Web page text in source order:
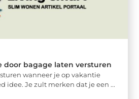
door bagage laten versturen
wanneer je op vakantie
idee. Je zult merken dat je een ...